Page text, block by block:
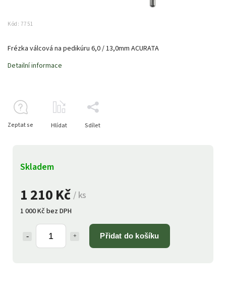
Kód: 7751
1 210 Kč/ ks
1 000 Kč bez DPH
Přidat do košíku
Skladem
Frézka válcová na pedikúru 6,0 / 13,0mm ACURATA
Detailní informace
Zeptat se Hlídat Sdílet